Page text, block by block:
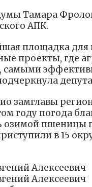
Тамара
АПК.
площадка для
проекты, где
замглавы
году погода
озимой пшеницы
в 15
Алексеевич
Алексеевич